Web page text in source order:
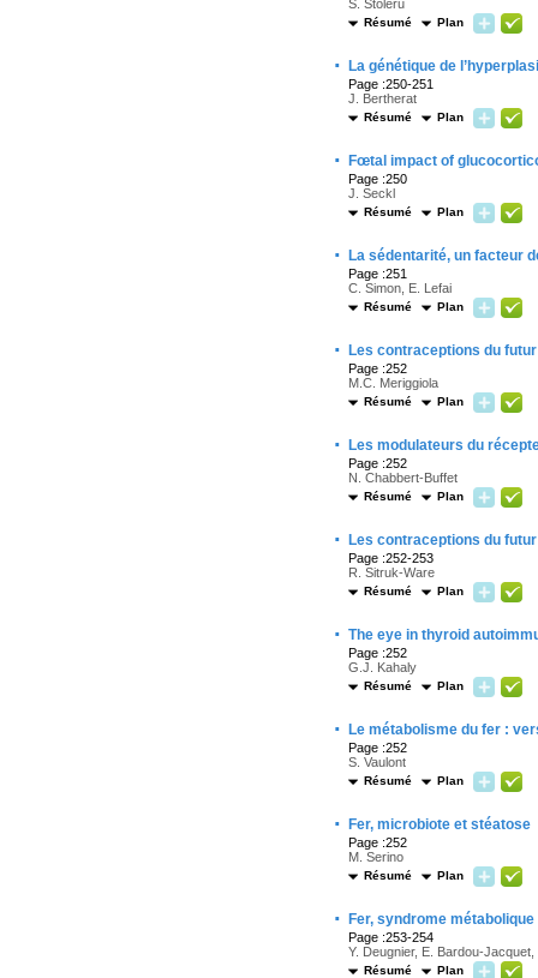
S. Stoleru
Résumé Plan
· La génétique de
Page :250-251
J. Bertherat
Résumé Plan
· Fœtal impact of
Page :250
J. Seckl
Résumé Plan
· La sédentarité, un facteur
Page :251
C. Simon, E. Lefai
Résumé Plan
· Les contraceptions du futur
Page :252
M.C. Meriggiola
Résumé Plan
· Les modulateurs du
Page :252
N. Chabbert-Buffet
Résumé Plan
· Les contraceptions du
Page :252-253
R. Sitruk-Ware
Résumé Plan
· The eye in thyroid
Page :252
G.J. Kahaly
Résumé Plan
· Le métabolisme du fer :
Page :252
S. Vaulont
Résumé Plan
· Fer, microbiote et stéatose
Page :252
M. Serino
Résumé Plan
· Fer, syndrome
Page :253-254
Y. Deugnier, E. Bardou-Jacquet,
Résumé Plan